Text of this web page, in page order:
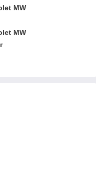
MW
MW